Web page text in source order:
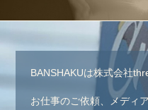
BANSHAKUは株式会社
お仕事のご依頼、メディ